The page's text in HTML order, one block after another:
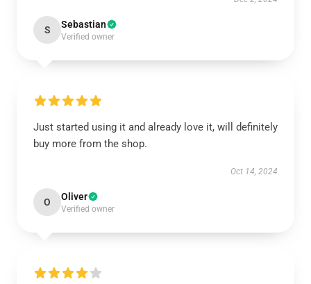
S Sebastian
Verified owner
Just started using it and already love it, will definitely
buy more from the shop.
Oct 14, 2024
O Oliver
Verified owner